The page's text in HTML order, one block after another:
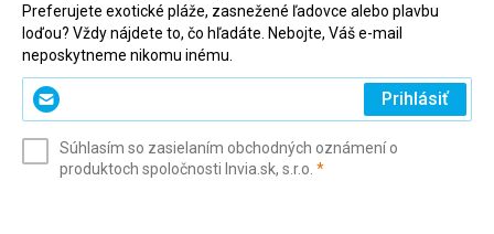
Preferujete exotické pláže, zasnežené ľadovce alebo plavbu
loďou? Vždy nájdete to, čo hľadáte. Nebojte, Váš e-mail
neposkytneme nikomu inému.
Zadajte
svoj
(povinné)
Prihlásiť
Súhlasím so zasielaním obchodných oznámení o
produktoch spoločnosti Invia.sk, s.r.o. *(povinné)